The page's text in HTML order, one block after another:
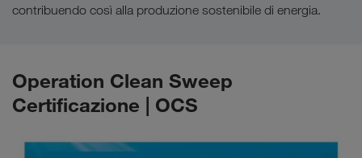
contribuendo così alla produzione sostenibile di energia.
Operation Clean Sweep
Certificazione | OCS